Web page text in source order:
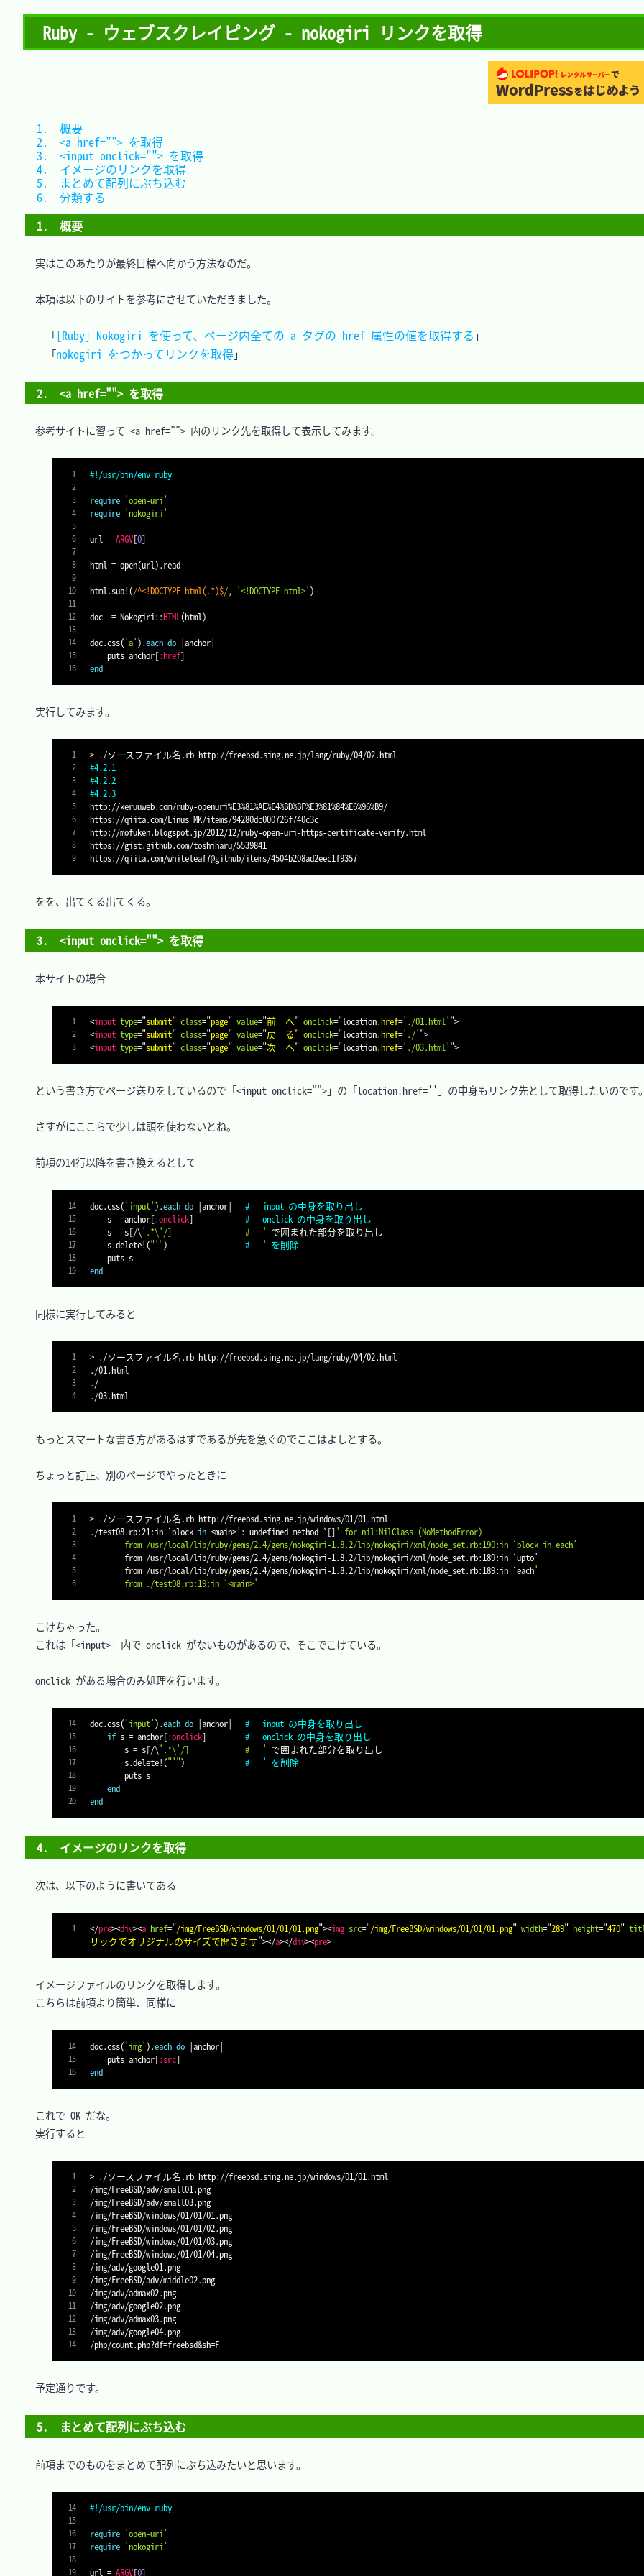
Ruby - ウェブスクレイピング - nokogiri リンクを取得
1.　概要
実はこのあたりが最終目標へ向かう方法なのだ。
本項は以下のサイトを参考にさせていただきました。
「[Ruby] Nokogiri を使って、ページ内全ての a タグの href 属性の値を取得する 」
「nokogiri をつかってリンクを取得
2.　<a href=""> を取得
参考サイトに習って <a href=""> 内のリンク先を取得して表示してみます。
#!/usr/bin/env ruby
require 'open-uri'
require 'nokogiri'
url = ARGV[0]
html = open(url).read
html.sub!(/^<!DOCTYPE html(.*)$/, '<!DOCTYPE html>')
doc = Nokogiri::HTML(html)
doc.css('a').each do |anchor|
    puts anchor
[:href]
end
実行してみます。
>
#4.2.1
#4.2.2
#4.2.3
http://keruuweb.com/ruby-openuri%E3%81%AE%E4%BD%BF%E3%81%84%E6%96%B9/
https://qiita.com/Linus_MK/items/94280dc000726f740c3c
http://mofuken.blogspot.jp/2012/12/ruby-open-uri-https-certificate-verify.html
https://gist.github.com/toshiharu/5539841
をを、出てくる出てくる。
3.　<input onclick=""> を取得
本サイトの場合
<input type="submit" class="page" value="前　へ" onclick="location.href='./01.html'">
<input type="submit" class="page" value="戻　る" onclick="location.href='./'">
<input type="submit" class="page" value="次　へ" onclick="location.href='./03.html'">
という書き方でページ送りをしているので「<input onclick="">」の「location.href=''」の中身もリンク先として取得したいのです
さすがにここらで少しは頭を使わないとね。
前項の14行以降を書き換えるとして
doc.css('input').each do |anchor|
#	input の中身を取り出し
    s
= anchor[:onclick]
#	onclick の中身を取り出し
    s
= s[/\ '.*\'/]					#	' で囲まれた部分を取り出し
    s
.delete!("'")
#	' を削除
end
同様に実行してみると
> ./ソースファイル名.rb http://freebsd.sing.ne.jp/lang/ruby/04/02.html
./01.html
./
もっとスマートな書き方があるはずであるが先を急ぐのでここはよしとする。
ちょっと訂正、別のページでやったときに
> ./ソースファイル名.rb http://freebsd.sing.ne.jp/windows/01/01.html
./test08.rb:21:in `block in <main>': undefined method ` []' for nil:NilClass (NoMethodError)
        from /usr/local/lib/ruby/gems/2.4/gems/nokogiri-1.8.2/lib/nokogiri/xml/node_set.rb:190:in `block in each'
        from /usr/local/lib/ruby/gems/2.4/gems/nokogiri-1.8.2/lib/nokogiri/xml/node_set.rb:189:in
`upto'
        from /usr/local/lib/ruby/gems/2.4/gems/nokogiri-1.8.2/lib/nokogiri/xml/node_set.rb:189:in
`each'
        from ./test08.rb:19:in `<main>'
こけちゃった。
これは「<input>」内で onclick がないものがあるので、そこでこけている。
onclick がある場合のみ処理を行います。
doc.css('input').each do |anchor|
#	input の中身を取り出し
if s = anchor[:onclick]
#	onclick の中身を取り出し
    	s
= s[/\ '.*\'/]				#	' で囲まれた部分を取り出し
    	s
.delete!("'")
#	' を削除
end
end
4.　イメージのリンクを取得
次は、以下のように書いてある
</pre><div><a href="/img/FreeBSD/windows/01/01/01.png"><img src="/img/FreeBSD/windows/01/01/01.png" width="289" height="470"
リックでオリジナルのサイズで開きます"></a></div><pre>
イメージファイルのリンクを取得します。
こちらは前項より簡単、同様に
doc.css('img').each do |anchor|
    puts anchor
[:src]
end
これで OK だな。
実行すると
> ./ソースファイル名.rb http://freebsd.sing.ne.jp/windows/01/01.html
/img/FreeBSD/adv/small01.png
/img/FreeBSD/adv/small03.png
/img/FreeBSD/windows/01/01/01.png
/img/FreeBSD/windows/01/01/02.png
/img/FreeBSD/windows/01/01/03.png
/img/FreeBSD/windows/01/01/04.png
/img/adv/google01.png
/img/FreeBSD/adv/middle02.png
/img/adv/admax02.png
/img/adv/google02.png
/img/adv/admax03.png
/img/adv/google04.png
/php/count.php?df=freebsd&sh=
予定通りです。
5.　まとめて配列にぶち込む
前項までのものをまとめて配列にぶち込みたいと思います。
#!/usr/bin/env ruby
require 'open-uri'
require 'nokogiri'
url = ARGV[0]